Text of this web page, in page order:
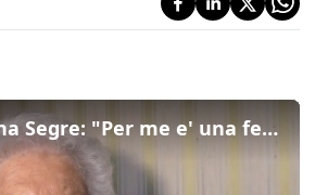
2 giugno, Liliana Segre: "Per me e' una festa legata alla vita"